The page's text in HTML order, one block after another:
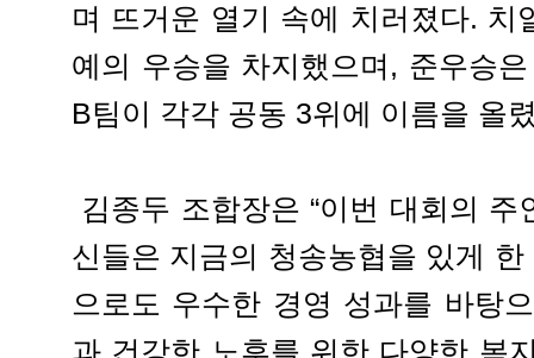
며 뜨거운 열기 속에 치러졌다. 치
예의 우승을 차지했으며, 준우승
B팀이 각각 공동 3위에 이름을 올
김종두 조합장은 “이번 대회의 주
신들은 지금의 청송농협을 있게 한
으로도 우수한 경영 성과를 바탕
과 건강한 노후를 위한 다양한 복